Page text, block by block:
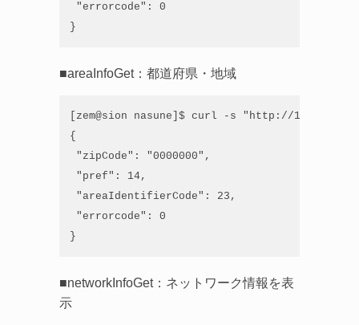
"errorcode": 0
}
■areaInfoGet：都道府県・地域
[zem@sion nasune]$ curl -s "http://
{
"zipCode": "0000000",
"pref": 14,
"areaIdentifierCode": 23,
"errorcode": 0
}
■networkInfoGet：ネットワーク情報を表
示